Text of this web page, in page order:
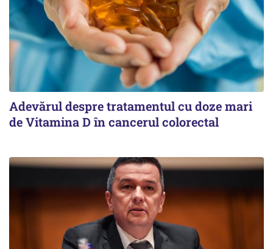
Adevărul despre tratamentul cu doze mari
de Vitamina D în cancerul colorectal